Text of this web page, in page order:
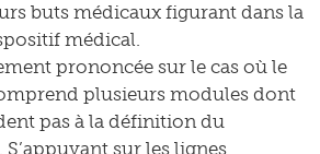
buts médicaux figurant dans la
médical.
prononcée sur le cas où le
plusieurs modules dont
pas à la définition du
sur les lignes